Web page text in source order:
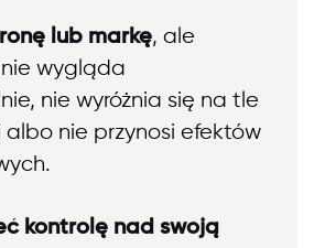
lub markę, ale
nie wygląda
nie wyróżnia się na tle
albo nie przynosi efektów
kontrolę nad swoją